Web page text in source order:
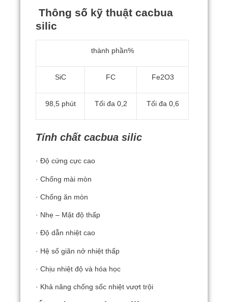
Thông số kỹ thuật cacbua
silic
thành phần%
SiC FC Fe2O3
98,5 phút Tối đa 0,2 Tối đa 0,6
Tính chất cacbua silic
· Độ cứng cực cao
· Chống mài mòn
· Chống ăn mòn
· Nhẹ – Mật độ thấp
· Độ dẫn nhiệt cao
· Hệ số giãn nở nhiệt thấp
· Chịu nhiệt độ và hóa học
· Khả năng chống sốc nhiệt vượt trội